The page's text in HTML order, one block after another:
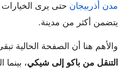
مدن أذربيجان حتى يرى الخيارات
يتضمن أكثر من مدينة.
والأهم هنا أن الصفحة
التنقل من باكو إلى شيكي،